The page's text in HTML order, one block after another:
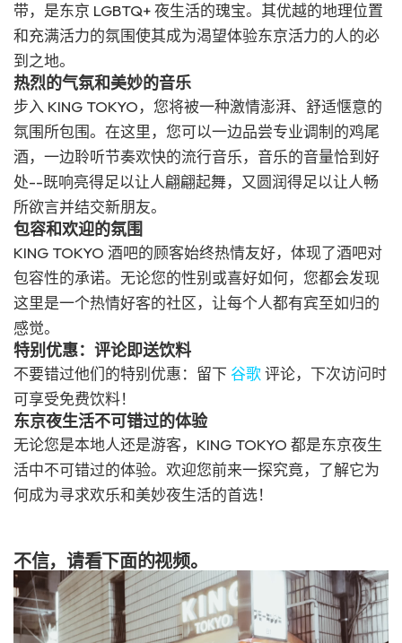
带，是东京 LGBTQ+ 夜生活的瑰宝。其优越的地理位置
和充满活力的氛围使其成为渴望体验东京活力的人的必
到之地。
热烈的气氛和美妙的音乐
步入 KING TOKYO，您将被一种激情澎湃、舒适惬意的
氛围所包围。在这里，您可以一边品尝专业调制的鸡尾
酒，一边聆听节奏欢快的流行音乐，音乐的音量恰到好
处--既响亮得足以让人翩翩起舞，又圆润得足以让人畅
所欲言并结交新朋友。
包容和欢迎的氛围
KING TOKYO 酒吧的顾客始终热情友好，体现了酒吧对
包容性的承诺。无论您的性别或喜好如何，您都会发现
这里是一个热情好客的社区，让每个人都有宾至如归的
感觉。
特别优惠：评论即送饮料
不要错过他们的特别优惠：留下 谷歌评论，下次访问时
可享受免费饮料！
东京夜生活不可错过的体验
无论您是本地人还是游客，KING TOKYO 都是东京夜生
活中不可错过的体验。欢迎您前来一探究竟，了解它为
何成为寻求欢乐和美妙夜生活的首选！
不信，请看下面的视频。